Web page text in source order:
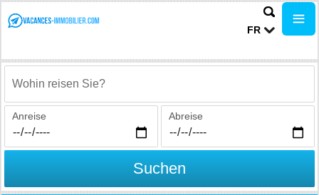
FR
Wohin reisen Sie?
Anreise Abreise
Suchen